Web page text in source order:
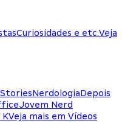
Curiosidades e etc.Veja
NerdologiaDepois
Jovem Nerd
KVeja mais em Vídeos